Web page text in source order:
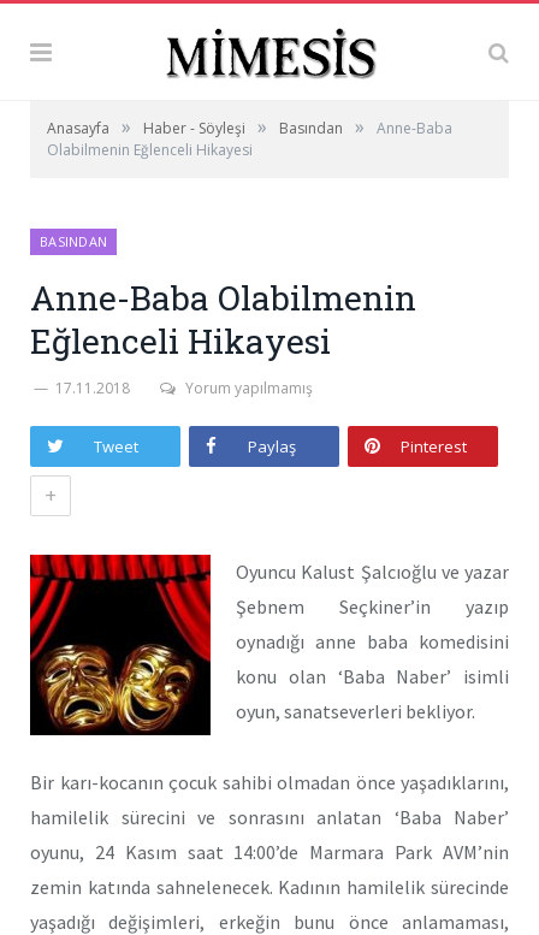
Anasayfa » Haber - Söyleşi » Basından »
Anne-Baba
Olabilmenin Eğlenceli Hikayesi
BASINDAN
Anne-Baba Olabilmenin
Eğlenceli Hikayesi
17.11.2018 Yorum yapılmamış
Tweet Paylaş Pinterest
+
Oyuncu Kalust Şalcıoğlu ve yazar
Şebnem Seçkiner’in yazıp
oynadığı anne baba komedisini
konu olan ‘Baba Naber’ isimli
oyun, sanatseverleri bekliyor.
Bir karı-kocanın çocuk sahibi olmadan önce yaşadıklarını,
hamilelik sürecini ve sonrasını anlatan ‘Baba Naber’
oyunu, 24 Kasım saat 14:00’de Marmara Park AVM’nin
zemin katında sahnelenecek. Kadının hamilelik sürecinde
yaşadığı değişimleri, erkeğin bunu önce anlamaması,